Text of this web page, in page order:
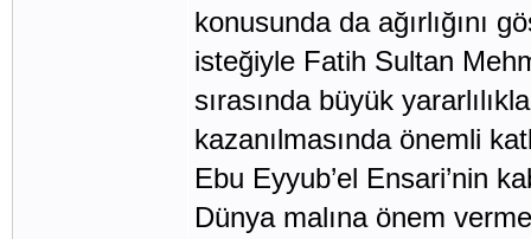
konusunda da ağırlığını
isteğiyle Fatih Sultan
sırasında büyük
kazanılmasında önemli
Ebu Eyyub’el Ensari’nin
Dünya malına önem